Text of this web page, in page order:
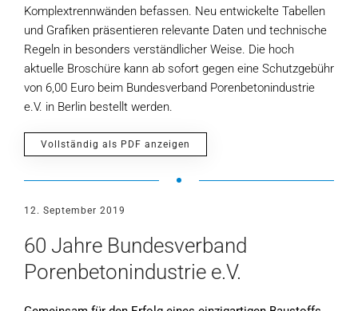
Komplextrennwänden befassen. Neu entwickelte Tabellen
und Grafiken präsentieren relevante Daten und technische
Regeln in besonders verständlicher Weise. Die hoch
aktuelle Broschüre kann ab sofort gegen eine Schutzgebühr
von 6,00 Euro beim Bundesverband Porenbetonindustrie
e.V. in Berlin bestellt werden.
Vollständig als PDF anzeigen
12. September 2019
60 Jahre Bundesverband
Porenbetonindustrie e.V.